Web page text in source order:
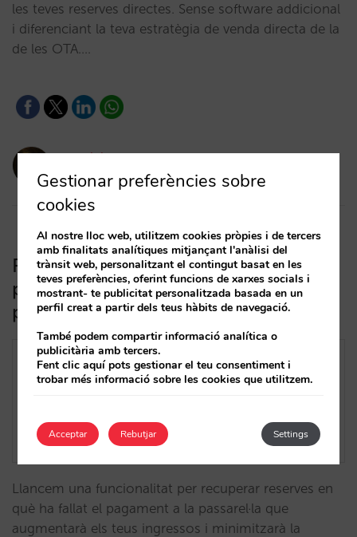
les teves reserves directes. Sense software addicional
i diferenciant la teva estratègia de venda directa de la
de les OTA.…
amaialopez
18/10/2024
Recupera reserves rescatant
pagaments fallits a la plataforma de
pagaments
Llancem una funcionalitat per recuperar reserves en
què ha fallat el pagament a la passarel·la que
augmentarà els teus ingressos i minimitzarà la
Gestionar preferències sobre
cookies
Al nostre lloc web, utilitzem cookies pròpies i de tercers
amb finalitats analítiques mitjançant l'anàlisi del
trànsit web, personalitzant el contingut basat en les
teves preferències, oferint funcions de xarxes socials i
mostrant- te publicitat personalitzada basada en un
perfil creat a partir dels teus hàbits de navegació.
També podem compartir informació analítica o
publicitària amb tercers.
Fent clic aquí pots gestionar el teu consentiment i
trobar més informació sobre les cookies que utilitzem.
Acceptar Settings
Rebutjar